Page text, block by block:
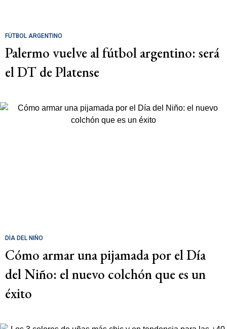
FÚTBOL ARGENTINO
Palermo vuelve al fútbol argentino: será
el DT de Platense
DÍA DEL NIÑO
Cómo armar una pijamada por el Día
del Niño: el nuevo colchón que es un
éxito